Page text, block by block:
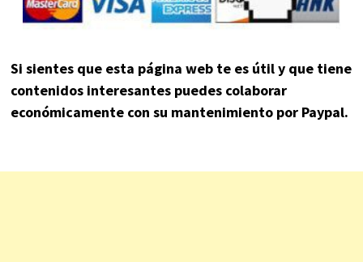
Si sientes que esta página web te es útil y que tiene
contenidos interesantes puedes colaborar
económicamente con su mantenimiento por Paypal.